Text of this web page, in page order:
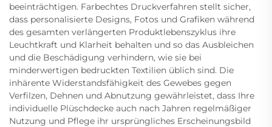
beeinträchtigen. Farbechtes Druckverfahren stellt sicher,
dass personalisierte Designs, Fotos und Grafiken während
des gesamten verlängerten Produktlebenszyklus ihre
Leuchtkraft und Klarheit behalten und so das Ausbleichen
und die Beschädigung verhindern, wie sie bei
minderwertigen bedruckten Textilien üblich sind. Die
inhärente Widerstandsfähigkeit des Gewebes gegen
Verfilzen, Dehnen und Abnutzung gewährleistet, dass Ihre
individuelle Plüschdecke auch nach Jahren regelmäßiger
Nutzung und Pflege ihr ursprüngliches Erscheinungsbild